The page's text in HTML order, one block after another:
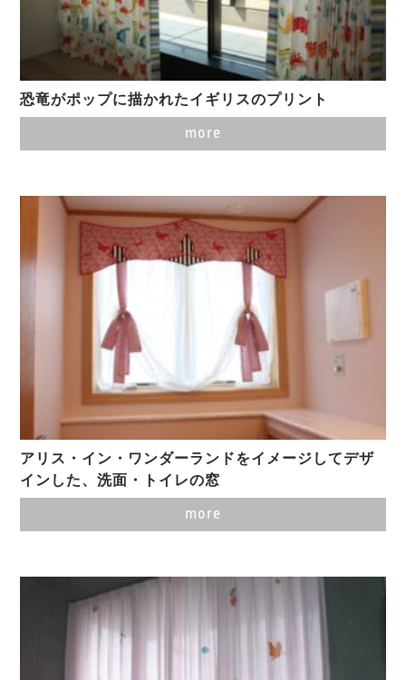
恐竜がポップに描かれたイギリスのプリント
more
アリス・イン・ワンダーランドをイメージしてデザ
インした、洗面・トイレの窓
more